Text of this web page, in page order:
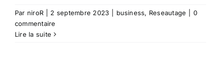
Par niroR 2 septembre 2023 business, Reseautage
0
commentaire
Lire la suite